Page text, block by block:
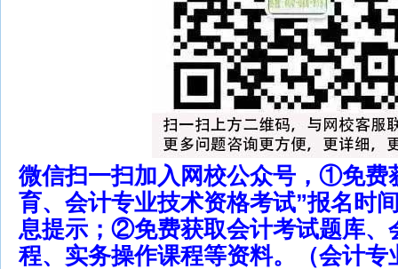
微信扫一扫加入网校公众号，①免费
育、会计专业技术资格考试”报名时
息提示；②免费获取会计考试题库、
程、实务操作课程等资料。（会计专